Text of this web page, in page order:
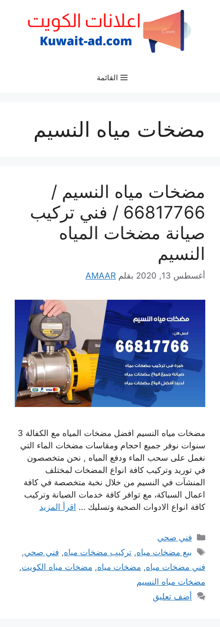
القائمة
مضخات مياه النسيم
مضخات مياه النسيم /
66817766 / فني تركيب
صيانة مضخات المياه
النسيم
أغسطس 13, 2020 بقلم AMAAR
مضخات مياه النسيم افضل مضخات المياه مع الكفالة 3
سنوات نوفر جميع احجام ومقاسات مضخات الماء التي
نغمل على سحب الماء ودفع المياه , نحن متخصصون
في توريد وتركيب كافة انواع المضخات لمختلف
المنشآت في النسيم من خلال نخبة متخصصة في كافة
اعمال السباكة، مع توافر كافة خدمات الصيانة وتركيب
كافة انواع الادوات الصحية وتسليك … اقرأ المزيد
التصنيفات
فني صحي
الوسوم
بيع مضخات مياه,تركيب مضخات مياه, فني صحي,
فني مضخات مياه, مضخات مياه, مضخات مياه الكويت,
مضخات مياه النسيم
أضف تعليق